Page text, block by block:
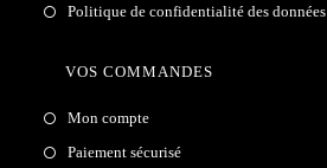
Politique de confidentialité des données
VOS COMMANDES
Mon compte
Paiement sécurisé